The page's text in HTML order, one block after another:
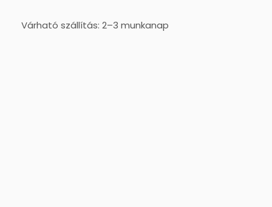
Várható szállítás: 2–3 munkanap